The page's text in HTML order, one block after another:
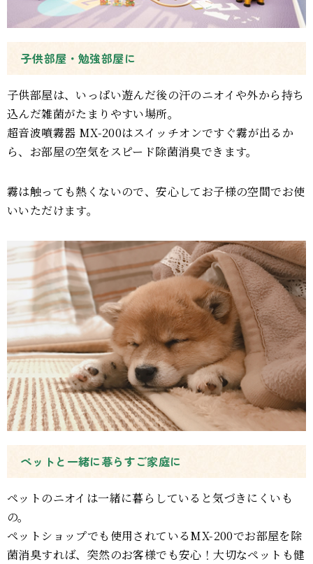
子供部屋・勉強部屋に
子供部屋は、いっぱい遊んだ後の汗のニオイや外から持ち
込んだ雑菌がたまりやすい場所。
超音波噴霧器 MX-200はスイッチオンですぐ霧が出るか
ら、お部屋の空気をスピード除菌消臭できます。
霧は触っても熱くないので、安心してお子様の空間でお使
いいただけます。
ペットと一緒に暮らすご家庭に
ペットのニオイは一緒に暮らしていると気づきにくいも
の。
ペットショップでも使用されているMX-200でお部屋を除
菌消臭すれば、突然のお客様でも安心！大切なペットも健